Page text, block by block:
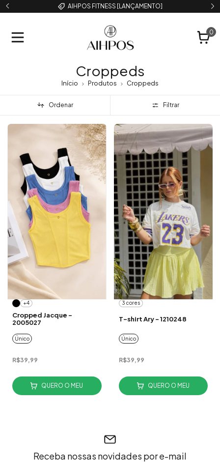
AIHPOS FITNESS [LANÇAMENTO]
0
Croppeds
Início Produtos Croppeds
Ordenar Filtrar
+4
Cropped Jacque -
2005027
Único
R$39,99
QUERO O MEU
3 cores
T-shirt Ary - 1210248
Único
R$39,99
QUERO O MEU
Receba nossas novidades por e-mail